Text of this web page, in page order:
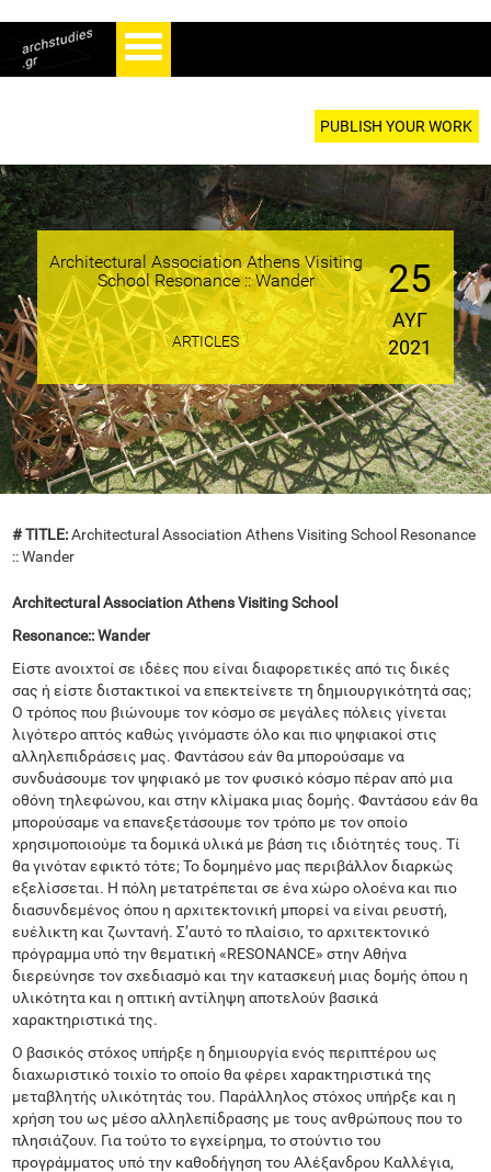
PUBLISH YOUR WORK
Architectural Association Athens Visiting
School Resonance :: Wander
ARTICLES
25
ΑΥΓ
2021
# TITLE:Architectural Association Athens Visiting School Resonance
:: Wander
Architectural Association Athens Visiting School
Resonance::Wander
Είστε ανοιχτοί σε ιδέες που είναι διαφορετικές από τις δικές
σας ή είστε διστακτικοί να επεκτείνετε τη δημιουργικότητά σας;
Ο τρόπος που βιώνουμε τον κόσμο σε μεγάλες πόλεις γίνεται
λιγότερο απτός καθώς γινόμαστε όλο και πιο ψηφιακοί στις
αλληλεπιδράσεις μας. Φαντάσου εάν θα μπορούσαμε να
συνδυάσουμε τον ψηφιακό με τον φυσικό κόσμο πέραν από μια
οθόνη τηλεφώνου, και στην κλίμακα μιας δομής. Φαντάσου εάν θα
μπορούσαμε να επανεξετάσουμε τον τρόπο με τον οποίο
χρησιμοποιούμε τα δομικά υλικά με βάση τις ιδιότητές τους. Τί
θα γινόταν εφικτό τότε; Το δομημένο μας περιβάλλον διαρκώς
εξελίσσεται. Η πόλη μετατρέπεται σε ένα χώρο ολοένα και πιο
διασυνδεμένος όπου η αρχιτεκτονική μπορεί να είναι ρευστή,
ευέλικτη και ζωντανή. Σ’αυτό το πλαίσιο, το αρχιτεκτονικό
πρόγραμμα υπό την θεματική «RESONANCE» στην Αθήνα
διερεύνησε τον σχεδιασμό και την κατασκευή μιας δομής όπου η
υλικότητα και η οπτική αντίληψη αποτελούν βασικά
χαρακτηριστικά της.
Ο βασικός στόχος υπήρξε η δημιουργία ενός περιπτέρου ως
διαχωριστικό τοιχίο το οποίο θα φέρει χαρακτηριστικά της
μεταβλητής υλικότητάς του. Παράλληλος στόχος υπήρξε και η
χρήση του ως μέσο αλληλεπίδρασης με τους ανθρώπους που το
πλησιάζουν. Για τούτο το εγχείρημα, το στούντιο του
προγράμματος υπό την καθοδήγηση του Αλέξανδρου Καλλέγια,